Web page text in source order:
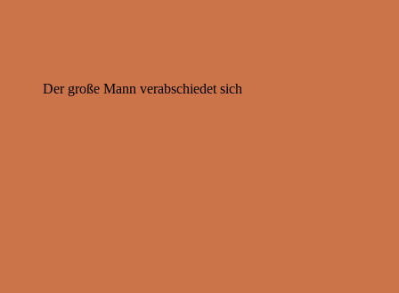
Der große Mann verabschiedet sich